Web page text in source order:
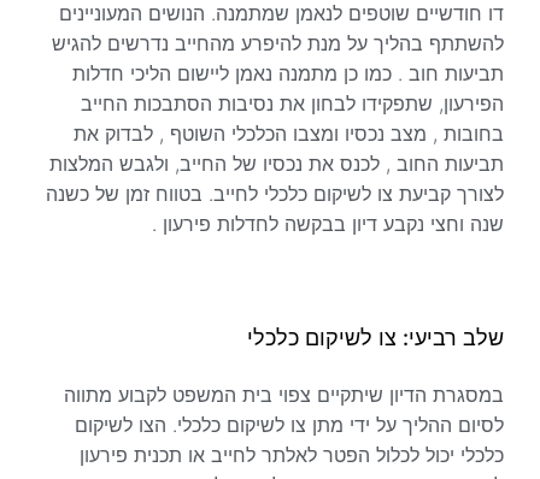
דו חודשיים שוטפים לנאמן שמתמנה. הנושים המעוניינים
להשתתף בהליך על מנת להיפרע מהחייב נדרשים להגיש
תביעות חוב . כמו כן מתמנה נאמן ליישום הליכי חדלות
הפירעון, שתפקידו לבחון את נסיבות הסתבכות החייב
בחובות , מצב נכסיו ומצבו הכלכלי השוטף , לבדוק את
תביעות החוב , לכנס את נכסיו של החייב, ולגבש המלצות
לצורך קביעת צו לשיקום כלכלי לחייב. בטווח זמן של כשנה
שנה וחצי נקבע דיון בבקשה לחדלות פירעון .
שלב רביעי: צו לשיקום כלכלי
במסגרת הדיון שיתקיים צפוי בית המשפט לקבוע מתווה
לסיום ההליך על ידי מתן צו לשיקום כלכלי. הצו לשיקום
כלכלי יכול לכלול הפטר לאלתר לחייב או תכנית פירעון